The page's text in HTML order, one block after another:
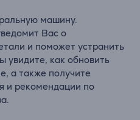
машину.
Вас о
и поможет устранить
увидите, как обновить
а также получите
и рекомендации по